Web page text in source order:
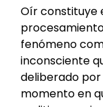
Oír constituye
fenómeno
inconsciente
deliberado
momento en